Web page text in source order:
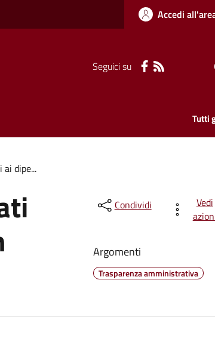
Accedi
Seguici su
Tutti
dipe...
Condividi
Vedi
Argomenti
Trasparenza amministrativa